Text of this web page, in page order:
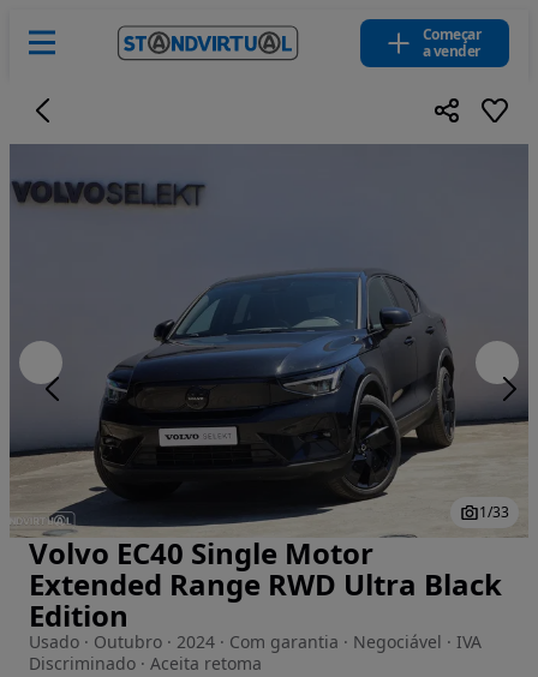
Começar
a vender
Imagem 1 de 33
1/33
Volvo EC40 Single Motor
Extended Range RWD Ultra Black
Edition
Usado · Outubro · 2024 · Com garantia · Negociável · IVA
Discriminado · Aceita retoma